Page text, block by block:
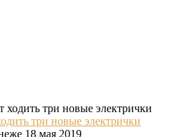
три новые электрички